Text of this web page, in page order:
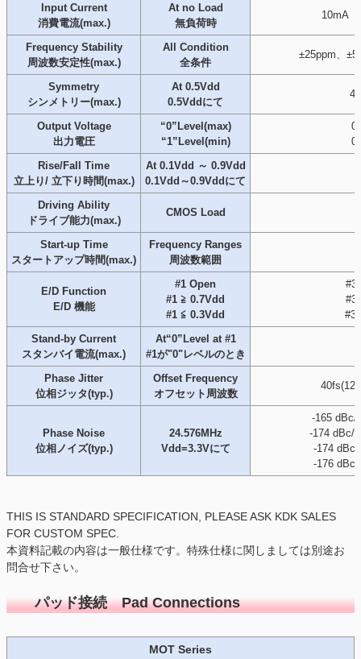
Input Current
消費電流(max.)
At no Load
無負荷時
10mA
Frequency Stability
周波数安定性(max.)
All Condition
全条件
±25ppm、
Symmetry
シンメトリー(max.)
At 0.5Vdd
0.5Vddにて
Output Voltage
出力電圧
“0”Level(max)
“1”Level(min)
Rise/Fall Time
立上り/ 立下り時間(max.)
At 0.1Vdd ～ 0.9Vdd
0.1Vdd～0.9Vddにて
Driving Ability
ドライブ能力(max.)
CMOS Load
Start-up Time
スタートアップ時間(max.)
Frequency Ranges
周波数範囲
E/D Function
E/D 機能
#1 Open
#1 ≧ 0.7Vdd
#1 ≦ 0.3Vdd
#3
#3
#3
Stand-by Current
スタンバイ電流(max.)
At“0”Level at #1
#1が"0"レベルのとき
Phase Jitter
位相ジッタ(typ.)
Offset Frequency
オフセット周波数
Phase Noise
位相ノイズ(typ.)
24.576MHz
Vdd=3.3Vにて
-165 dBc/
-174 dBc/
-174
-176
THIS IS STANDARD SPECIFICATION, PLEASE ASK KDK SALES
FOR CUSTOM SPEC.
本資料記載の内容は一般仕様です。特殊仕様に関しましては別途お
問合せ下さい。
パッド接続 Pad Connections
MOT Series